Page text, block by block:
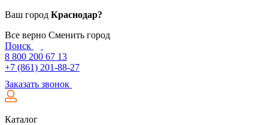
Ваш город Краснодар?
Все верно Сменить город
Поиск
8 800 200 67 13
+7 (861) 201-88-27
Заказать звонок
Каталог